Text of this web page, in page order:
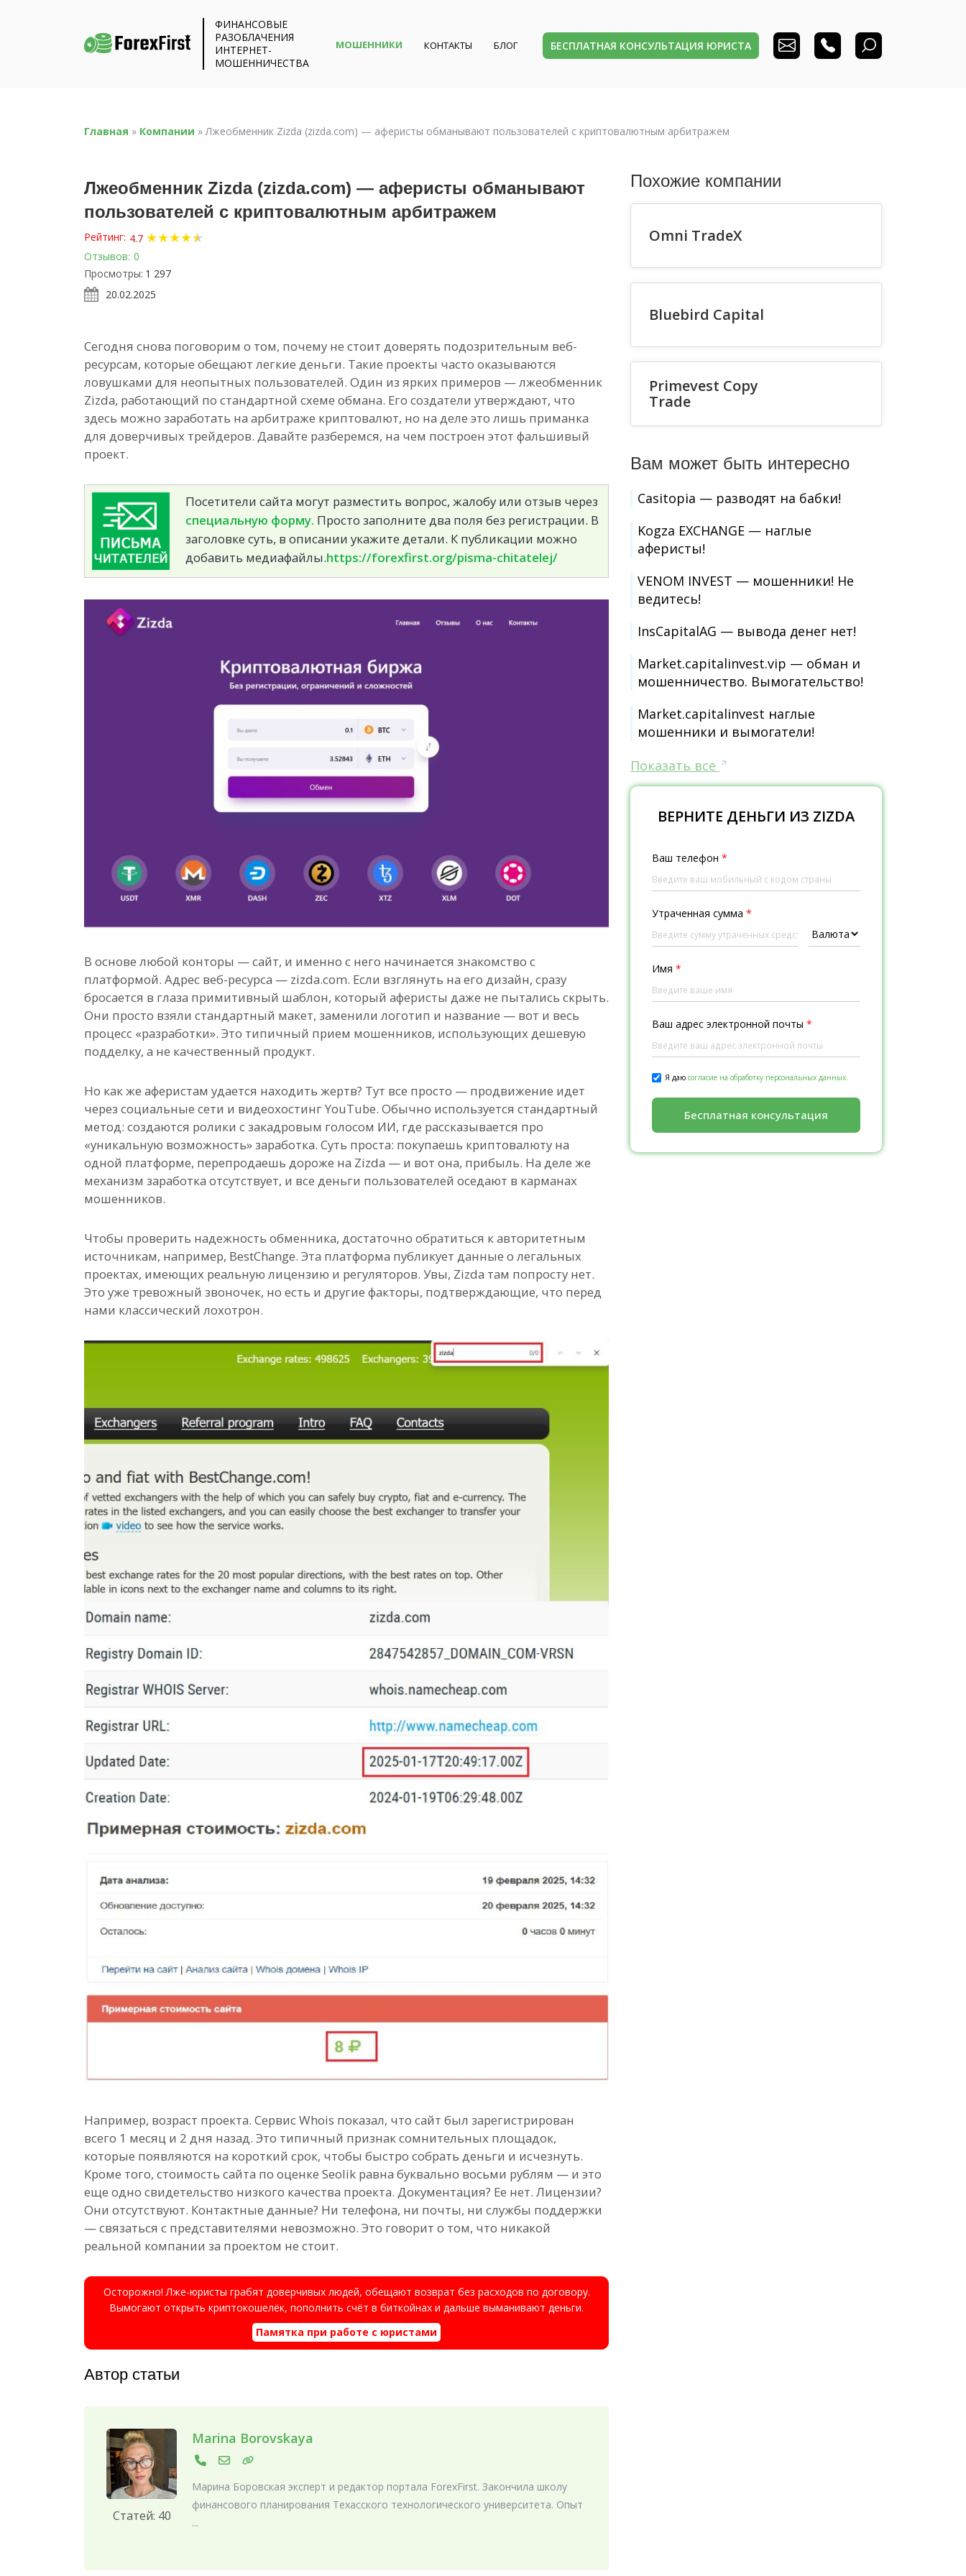
ФИНАНСОВЫЕ
РАЗОБЛАЧЕНИЯ
ИНТЕРНЕТ-
МОШЕННИЧЕСТВА
МОШЕННИКИ КОНТАКТЫ БЛОГ БЕСПЛАТНАЯ КОНСУЛЬТАЦИЯ ЮРИСТА
Главная » Компании »Лжеобменник Zizda (zizda.com) — аферисты обманывают пользователей с криптовалютным арбитражем
Лжеобменник Zizda (zizda.com) — аферисты обманывают
пользователей с криптовалютным арбитражем
Рейтинг: 4.7 ★★★★★
★
Отзывов: 0
Просмотры: 1 297
20.02.2025
Сегодня снова поговорим о том, почему не стоит доверять подозрительным веб-
ресурсам, которые обещают легкие деньги. Такие проекты часто оказываются
ловушками для неопытных пользователей. Один из ярких примеров — лжеобменник
Zizda, работающий по стандартной схеме обмана. Его создатели утверждают, что
здесь можно заработать на арбитраже криптовалют, но на деле это лишь приманка
для доверчивых трейдеров. Давайте разберемся, на чем построен этот фальшивый
проект.
Посетители сайта могут разместить вопрос, жалобу или отзыв через
специальную форму. Просто заполните два поля без регистрации. В
заголовке суть, в описании укажите детали. К публикации можно
добавить медиафайлы.https://forexfirst.org/pisma-chitatelej/
В основе любой конторы — сайт, и именно с него начинается знакомство с
платформой. Адрес веб-ресурса — zizda.com. Если взглянуть на его дизайн, сразу
бросается в глаза примитивный шаблон, который аферисты даже не пытались скрыть.
Они просто взяли стандартный макет, заменили логотип и название — вот и весь
процесс «разработки». Это типичный прием мошенников, использующих дешевую
подделку, а не качественный продукт.
Но как же аферистам удается находить жертв? Тут все просто — продвижение идет
через социальные сети и видеохостинг YouTube. Обычно используется стандартный
метод: создаются ролики с закадровым голосом ИИ, где рассказывается про
«уникальную возможность» заработка. Суть проста: покупаешь криптовалюту на
одной платформе, перепродаешь дороже на Zizda — и вот она, прибыль. На деле же
механизм заработка отсутствует, и все деньги пользователей оседают в карманах
мошенников.
Чтобы проверить надежность обменника, достаточно обратиться к авторитетным
источникам, например, BestChange. Эта платформа публикует данные о легальных
проектах, имеющих реальную лицензию и регуляторов. Увы, Zizda там попросту нет.
Это уже тревожный звоночек, но есть и другие факторы, подтверждающие, что перед
нами классический лохотрон.
Например, возраст проекта. Сервис Whois показал, что сайт был зарегистрирован
всего 1 месяц и 2 дня назад. Это типичный признак сомнительных площадок,
которые появляются на короткий срок, чтобы быстро собрать деньги и исчезнуть.
Кроме того, стоимость сайта по оценке Seolik равна буквально восьми рублям — и это
еще одно свидетельство низкого качества проекта. Документация? Ее нет. Лицензии?
Они отсутствуют. Контактные данные? Ни телефона, ни почты, ни службы поддержки
— связаться с представителями невозможно. Это говорит о том, что никакой
реальной компании за проектом не стоит.
Осторожно! Лже-юристы грабят доверчивых людей, обещают возврат без расходов по договору.
Вымогают открыть криптокошелёк, пополнить счёт в биткойнах и дальше выманивают деньги.
Памятка при работе с юристами
Автор статьи
Статей: 40
Marina Borovskaya
Марина Боровская эксперт и редактор портала ForexFirst. Закончила школу
финансового планирования Техасского технологического университета. Опыт
...
Похожие компании
Omni TradeX
Bluebird Capital
Primevest Copy
Trade
Вам может быть интересно
Casitopia — разводят на бабки!
Kogza EXCHANGE — наглые
аферисты!
VENOM INVEST — мошенники! Не
ведитесь!
InsCapitalAG — вывода денег нет!
Market.capitalinvest.vip — обман и
мошенничество. Вымогательство!
Market.capitalinvest наглые
мошенники и вымогатели!
Показать все
ВЕРНИТЕ ДЕНЬГИ ИЗ ZIZDA
Ваш телефон *
Утраченная сумма *
Имя *
Ваш адрес электронной почты *
Я даю согласие на обработку персональных данных.
Бесплатная консультация